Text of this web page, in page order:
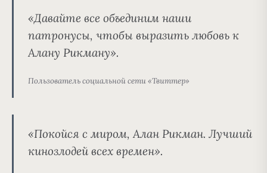
«Давайте все объединим наши
патронусы, чтобы выразить любовь к
Алану Рикману».
Пользователь социальной сети «Твиттер»
«Покойся с миром, Алан Рикман. Лучший
кинозлодей всех времен».